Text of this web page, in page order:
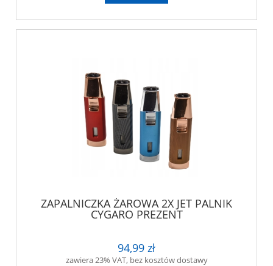
ZAPALNICZKA ŻAROWA 2X JET PALNIK
CYGARO PREZENT
94,99 zł
zawiera 23% VAT, bez kosztów dostawy